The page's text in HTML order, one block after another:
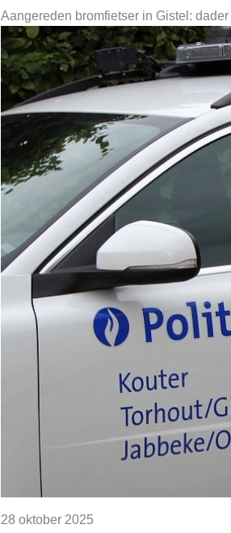
Aangereden bromfietser in Gistel:
28 oktober 2025